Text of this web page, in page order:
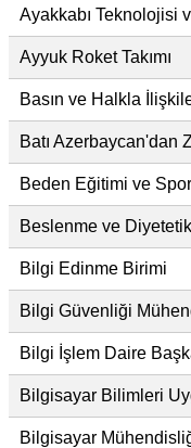
Ayakkabı Teknolojisi
Ayyuk Roket Takımı
Basın ve Halkla
Batı Azerbaycan'dan
Beden Eğitimi ve
Beslenme ve
Bilgi Edinme Birimi
Bilgi Güvenliği
Bilgi İşlem Daire
Bilgisayar Bilimleri
Bilgisayar